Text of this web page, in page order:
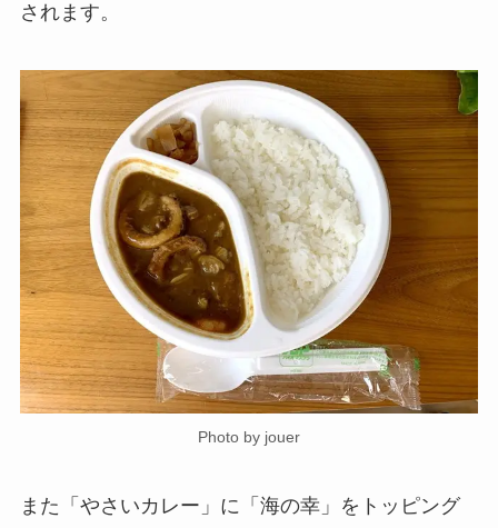
されます。
Photo by jouer
また「やさいカレー」に「海の幸」をトッピング